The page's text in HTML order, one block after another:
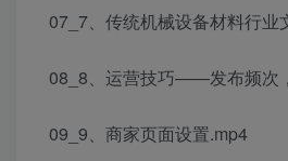
07_7、传统机械设备材料行业
08_8、运营技巧——发布频次
09_9、商家页面设置.mp4